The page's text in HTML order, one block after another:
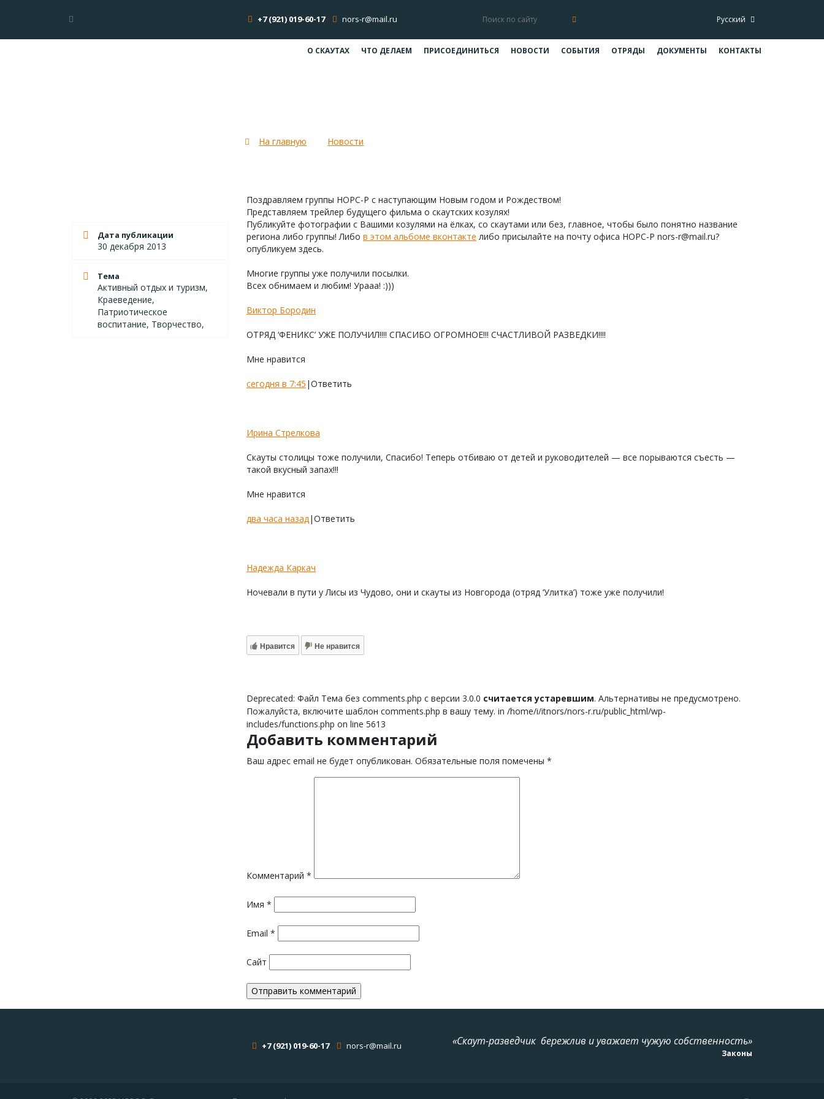
+7 (921) 019-60-17 nors-r@mail.ru Русский
О СКАУТАХ ЧТО ДЕЛАЕМ ПРИСОЕДИНИТЬСЯ НОВОСТИ СОБЫТИЯ ОТРЯДЫ ДОКУМЕНТЫ КОНТАКТЫ
На главную Новости
Дата публикации
30 декабря 2013
Тема
Активный отдых и туризм,
Краеведение,
Патриотическое
воспитание, Творчество,
Поздравляем группы НОРС-Р с наступающим Новым годом и Рождеством!
Представляем трейлер будущего фильма о скаутских козулях!
Публикуйте фотографии с Вашими козулями на ёлках, со скаутами или без, главное, чтобы было понятно название
региона либо группы! Либо в этом альбоме вконтакте либо присылайте на почту офиса НОРС-Р nors-r@mail.ru?
опубликуем здесь.
Многие группы уже получили посылки.
Всех обнимаем и любим! Урааа! :)))
Виктор Бородин
ОТРЯД ‘ФЕНИКС’ УЖЕ ПОЛУЧИЛ!!!! СПАСИБО ОГРОМНОЕ!!! СЧАСТЛИВОЙ РАЗВЕДКИ!!!!
Мне нравится
сегодня в 7:45 |Ответить
Ирина Стрелкова
Скауты столицы тоже получили, Спасибо! Теперь отбиваю от детей и руководителей — все порываются съесть —
такой вкусный запах!!!
Мне нравится
два часа назад|Ответить
Надежда Каркач
Ночевали в пути у Лисы из Чудово, они и скауты из Новгорода (отряд ‘Улитка’) тоже уже получили!
Нравится Не нравится
Deprecated: Файл Тема без comments.php с версии 3.0.0 считается устаревшим. Альтернативы не предусмотрено.
Пожалуйста, включите шаблон comments.php в вашу тему. in /home/i/itnors/nors-r.ru/public_html/wp-
includes/functions.php on line 5613
Добавить комментарий
Ваш адрес email не будет опубликован. Обязательные поля помечены *
Комментарий *
Имя *
Email *
Сайт
+7 (921) 019-60-17 nors-r@mail.ru «Скаут-разведчик бережлив и уважает чужую собственность»
Законы